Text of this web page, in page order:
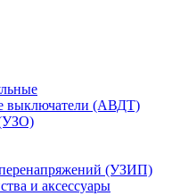
выключатели (АВДТ)
(УЗО)
(УЗИП)
и аксессуары